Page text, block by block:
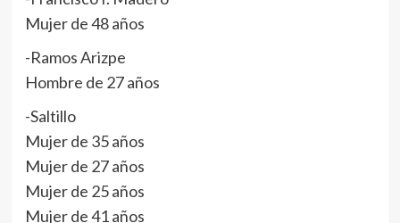
Mujer de 48 años
-Ramos Arizpe
Hombre de 27 años
-Saltillo
Mujer de 35 años
Mujer de 27 años
Mujer de 25 años
Mujer de 41 años